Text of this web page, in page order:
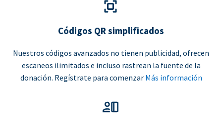
Códigos QR simplificados
Nuestros códigos avanzados no tienen publicidad, ofrecen
escaneos ilimitados e incluso rastrean la fuente de la
donación. Regístrate para comenzar Más información